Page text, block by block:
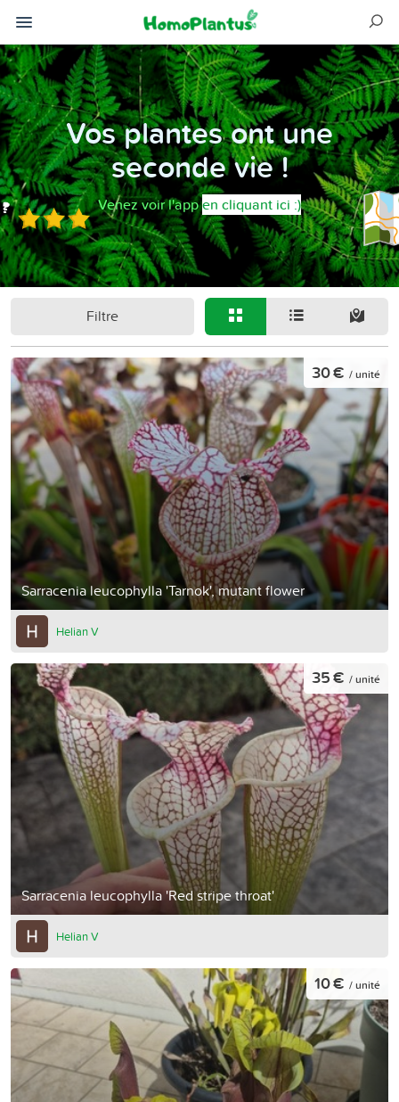
Vos plantes ont une
seconde vie !
Venez voir l'appen cliquant ici :)
Filtre
Sarracenia leucophylla 'Tarnok', mutant flower
30 € / unité
Helian V
Sarracenia leucophylla 'Red stripe throat'
35 € / unité
Helian V
10 € / unité